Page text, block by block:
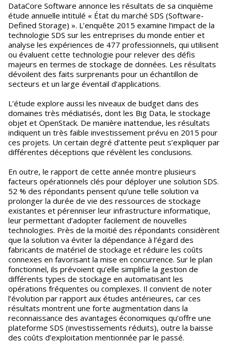
DataCore Software annonce les résultats de sa cinquième
étude annuelle intitulé « État du marché SDS (Software-
Defined Storage) ». L’enquête 2015 examine l’impact de la
technologie SDS sur les entreprises du monde entier et
analyse les expériences de 477 professionnels, qui utilisent
ou évaluent cette technologie pour relever des défis
majeurs en termes de stockage de données. Les résultats
dévoilent des faits surprenants pour un échantillon de
secteurs et un large éventail d’applications.
L’étude explore aussi les niveaux de budget dans des
domaines très médiatisés, dont les Big Data, le stockage
objet et OpenStack. De manière inattendue, les résultats
indiquent un très faible investissement prévu en 2015 pour
ces projets. Un certain degré d’attente peut s’expliquer par
différentes déceptions que révèlent les conclusions.
En outre, le rapport de cette année montre plusieurs
facteurs opérationnels clés pour déployer une solution SDS.
52 % des répondants pensent qu’une telle solution va
prolonger la durée de vie des ressources de stockage
existantes et pérenniser leur infrastructure informatique,
leur permettant d’adopter facilement de nouvelles
technologies. Près de la moitié des répondants considèrent
que la solution va éviter la dépendance à l’égard des
fabricants de matériel de stockage et réduire les coûts
connexes en favorisant la mise en concurrence. Sur le plan
fonctionnel, ils prévoient qu’elle simplifie la gestion de
différents types de stockage en automatisant les
opérations fréquentes ou complexes. Il convient de noter
l’évolution par rapport aux études antérieures, car ces
résultats montrent une forte augmentation dans la
reconnaissance des avantages économiques qu’offre une
plateforme SDS (investissements réduits), outre la baisse
des coûts d’exploitation mentionnée par le passé.